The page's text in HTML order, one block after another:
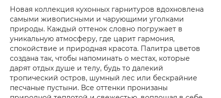
Новая коллекция кухонных гарнитуров вдохновлена
самыми живописными и чарующими уголками
природы. Каждый оттенок словно погружает в
уникальную атмосферу, где царит гармония,
спокойствие и природная красота. Палитра цветов
создана так, чтобы напоминать о местах, которые
дарят отдых душе и телу, будь то далекий
тропический остров, шумный лес или бескрайние
песчаные пустыни. Все оттенки пронизаны